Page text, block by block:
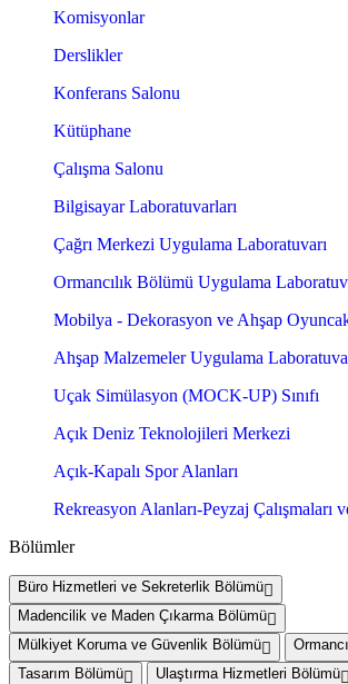
Komisyonlar
Derslikler
Konferans Salonu
Kütüphane
Çalışma Salonu
Bilgisayar Laboratuvarları
Çağrı Merkezi Uygulama Laboratuvarı
Ormancılık Bölümü Uygulama
Mobilya - Dekorasyon ve Ahşap
Ahşap Malzemeler Uygulama
Uçak Simülasyon (MOCK-UP) Sınıfı
Açık Deniz Teknolojileri Merkezi
Açık-Kapalı Spor Alanları
Rekreasyon Alanları-Peyzaj Çalışmaları
Bölümler
Büro Hizmetleri ve Sekreterlik Bölümü
Madencilik ve Maden Çıkarma Bölümü
Mülkiyet Koruma ve Güvenlik Bölümü
Tasarım Bölümü
Ulaştırma Hizmetleri Bölümü